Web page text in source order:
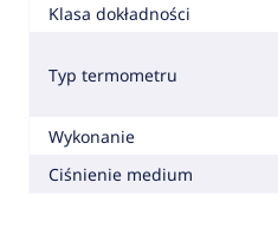
Klasa dokładności
Typ termometru
Wykonanie
Ciśnienie medium